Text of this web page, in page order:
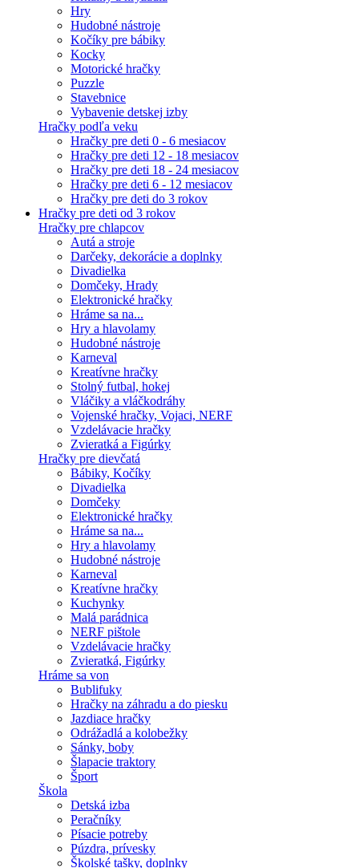
Hry
Hudobné nástroje
Kočíky pre bábiky
Kocky
Motorické hračky
Puzzle
Stavebnice
Vybavenie detskej izby
Hračky podľa veku
Hračky pre deti 0 - 6 mesiacov
Hračky pre deti 12 - 18 mesiacov
Hračky pre deti 18 - 24 mesiacov
Hračky pre deti 6 - 12 mesiacov
Hračky pre deti do 3 rokov
Hračky pre deti od 3 rokov
Hračky pre chlapcov
Autá a stroje
Darčeky, dekorácie a doplnky
Divadielka
Domčeky, Hrady
Elektronické hračky
Hráme sa na...
Hry a hlavolamy
Hudobné nástroje
Karneval
Kreatívne hračky
Stolný futbal, hokej
Vláčiky a vláčkodráhy
Vojenské hračky, Vojaci, NERF
Vzdelávacie hračky
Zvieratká a Figúrky
Hračky pre dievčatá
Bábiky, Kočíky
Divadielka
Domčeky
Elektronické hračky
Hráme sa na...
Hry a hlavolamy
Hudobné nástroje
Karneval
Kreatívne hračky
Kuchynky
Malá parádnica
NERF pištole
Vzdelávacie hračky
Zvieratká, Figúrky
Hráme sa von
Bublifuky
Hračky na záhradu a do piesku
Jazdiace hračky
Odrážadlá a kolobežky
Sánky, boby
Šlapacie traktory
Šport
Škola
Detská izba
Peračníky
Písacie potreby
Púzdra, prívesky
Školské tašky, doplnky